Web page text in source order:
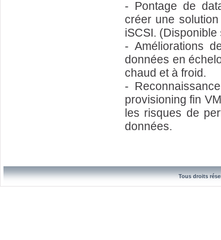
- Pontage de
créer une
iSCSI.
- Améliorations
données en
chaud et à froid.
-
provisioning fin
les risques de
données.
Tous droits